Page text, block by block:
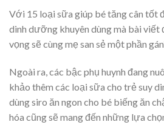
Với 15 loại sữa giúp bé tăng cân tốt
dinh dưỡng khuyên dùng mà bài viết
vọng sẽ cùng mẹ san sẻ một phần
Ngoài ra, các bậc phụ huynh đang
khảo thêm các loại sữa cho trẻ suy
dùng siro ăn ngon cho bé biếng ăn
hóa cũng sẽ mang đến những lựa